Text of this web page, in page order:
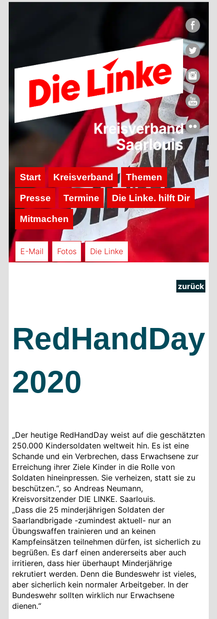
Start Kreisverband Themen
Presse Termine Die Linke. hilft Dir
Mitmachen
E-Mail Fotos Die Linke
zurück
RedHandDay
2020
„Der heutige RedHandDay weist auf die geschätzten
250.000 Kindersoldaten weltweit hin. Es ist eine
Schande und ein Verbrechen, dass Erwachsene zur
Erreichung ihrer Ziele Kinder in die Rolle von
Soldaten hineinpressen. Sie verheizen, statt sie zu
beschützen.“, so Andreas Neumann,
Kreisvorsitzender DIE LINKE. Saarlouis.
„Dass die 25 minderjährigen Soldaten der
Saarlandbrigade -zumindest aktuell- nur an
Übungswaffen trainieren und an keinen
Kampfeinsätzen teilnehmen dürfen, ist sicherlich zu
begrüßen. Es darf einen andererseits aber auch
irritieren, dass hier überhaupt Minderjährige
rekrutiert werden. Denn die Bundeswehr ist vieles,
aber sicherlich kein normaler Arbeitgeber. In der
Bundeswehr sollten wirklich nur Erwachsene
dienen.“